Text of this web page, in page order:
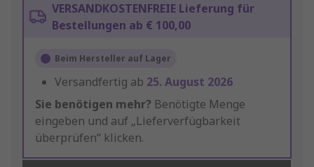
VERSANDKOSTENFREIE Lieferung für
Bestellungen ab € 100,00
Beim Hersteller auf Lager
Versandfertig ab 25. August 2026
Sie benötigen mehr? Benötigte Menge
eingeben und auf „Lieferverfügbarkeit
überprüfen“ klicken.